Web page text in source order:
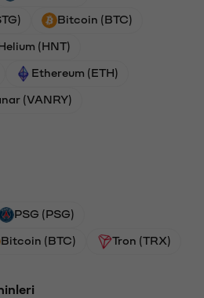
Bitcoin (BTC)
Helium (HNT)
Ethereum (ETH)
(VANRY)
PSG (PSG)
Bitcoin (BTC) Tron (TRX)